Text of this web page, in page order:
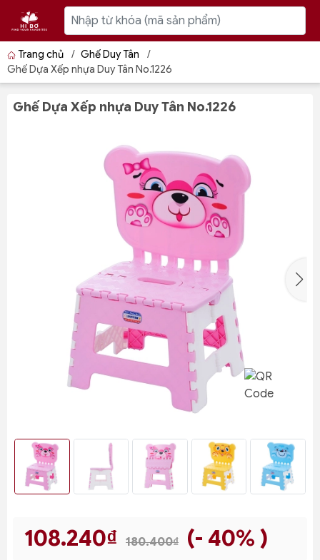
Trang chủ / Ghế Duy Tân
/
Ghế Dựa Xếp nhựa Duy Tân No.1226
Ghế Dựa Xếp nhựa Duy Tân No.1226
108.240₫ 180.400₫ (- 40% )